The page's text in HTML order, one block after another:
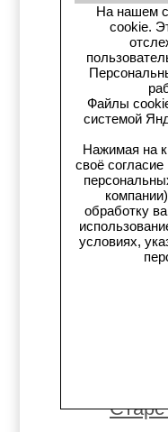
Старс
Старс
На нашем
cookie.
Файлы
системой
Нажимая на
своё
обработку
условиях,